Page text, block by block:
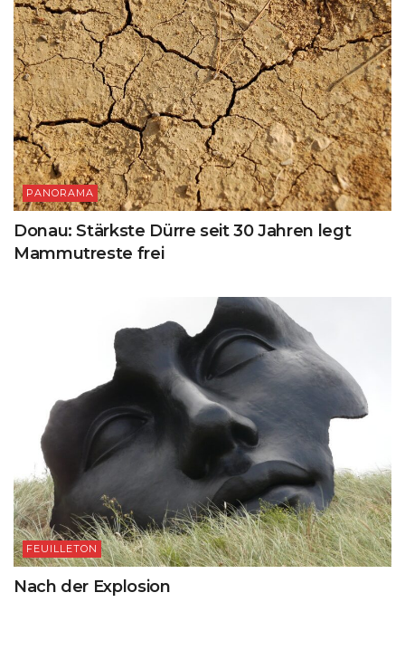
PANORAMA
Donau: Stärkste Dürre seit 30 Jahren legt
Mammutreste frei
FEUILLETON
Nach der Explosion